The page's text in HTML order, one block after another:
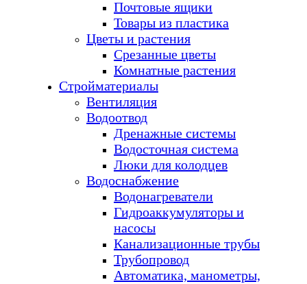
Почтовые ящики
Товары из пластика
Цветы и растения
Срезанные цветы
Комнатные растения
Стройматериалы
Вентиляция
Водоотвод
Дренажные системы
Водосточная система
Люки для колодцев
Водоснабжение
Водонагреватели
Гидроаккумуляторы и
насосы
Канализационные трубы
Трубопровод
Автоматика, манометры,